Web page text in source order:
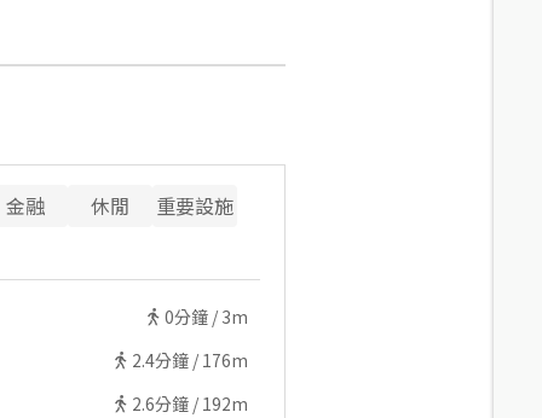
金融 休閒 重要設施
0分鐘 / 3m
2.4分鐘 / 176m
2.6分鐘 / 192m